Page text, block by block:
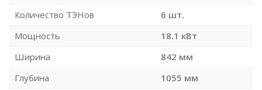
Количество ТЭНов
6 шт.
Мощность
18.1 кВт
Ширина
842 мм
Глубина
1055 мм